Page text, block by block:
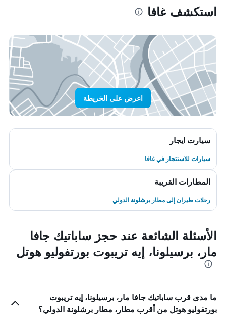
استكشف غافا
اعرض على الخريطة
سيارت ايجار
سيارات للاستئجار في غافا
المطارات القريبة
رحلات طيران إلى مطار برشلونة الدولي
الأسئلة الشائعة عند حجز ساباتيك جافا
مار، برسيلونا، إيه تريبوت بورتفوليو هوتل
ما مدى قرب ساباتيك جافا مار، برسيلونا، إيه تريبوت
بورتفوليو هوتل من أقرب مطار، مطار برشلونة الدولي؟